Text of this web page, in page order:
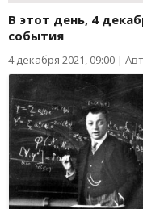
В этот день, 4
события
4 декабря 2021, 09:00 |